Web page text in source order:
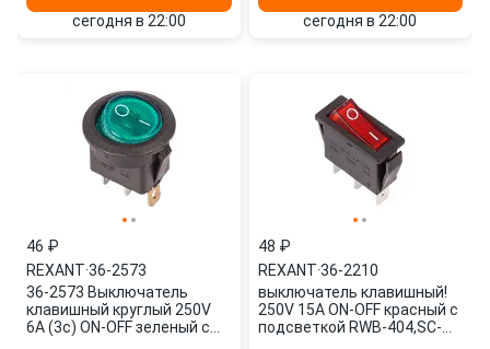
сегодня в 22:00 сегодня в 22:00
46 ₽
REXANT·36-2573
36-2573 Выключатель
клавишный круглый 250V
6А (3с) ON-OFF зеленый с
48 ₽
REXANT·36-2210
выключатель клавишный!
250V 15А ON-OFF красный с
подсветкой RWB-404,SC-